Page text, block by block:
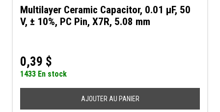
Multilayer Ceramic Capacitor, 0.01 µF, 50
V, ± 10%, PC Pin, X7R, 5.08 mm
0,39 $
1433 En stock
AJOUTER AU PANIER